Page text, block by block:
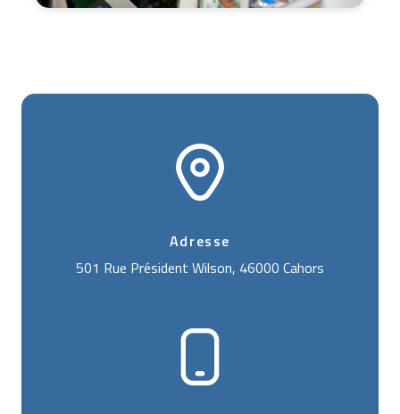
Adresse
501 Rue Président Wilson, 46000 Cahors